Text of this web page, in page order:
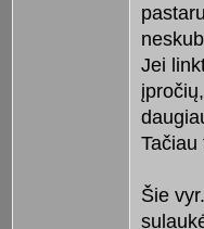
Jei
Tačiau
Šie